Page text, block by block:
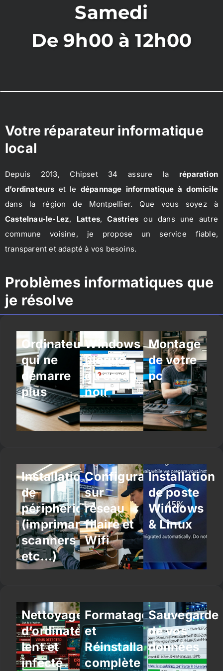
Samedi
De 9h00 à 12h00
Votre réparateur informatique
local
Depuis 2013, Chipset 34 assure la réparation
d’ordinateurs et le dépannage informatique à domicile
dans la région de Montpellier. Que vous soyez à
Castelnau-le-Lez, Lattes,Castries ou dans une autre
commune voisine, je propose un service fiable,
transparent et adapté à vos besoins.
Problèmes informatiques que
je résolve
Ordinateur
qui ne
démarre
plus
Windows
bloqué
ou écran
noir
Montage
de votre
pc
Installation
de
périphériques
(imprimantes,
scanners
etc…)
Configuration
sur
réseau
filaire et
Wifi
Installation
de poste
Windows
& Linux
Nettoyage
d’ordinateur
lent et
infecté
Formatage
et
Réinstallation
complète
Sauvegarde
de vos
données